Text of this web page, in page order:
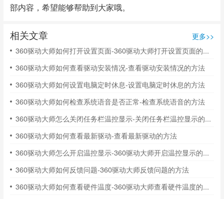
部内容，希望能够帮助到大家哦。
相关文章 更多>>
360驱动大师如何打开设置页面-360驱动大师打开设置页面的方法
360驱动大师如何查看驱动安装情况-查看驱动安装情况的方法
360驱动大师如何设置电脑定时休息-设置电脑定时休息的方法
360驱动大师如何检查系统语音是否正常-检查系统语音的方法
360驱动大师怎么关闭任务栏温控显示-关闭任务栏温控显示的方法
360驱动大师如何查看最新驱动-查看最新驱动的方法
360驱动大师怎么开启温控显示-360驱动大师开启温控显示的方法
360驱动大师如何反馈问题-360驱动大师反馈问题的方法
360驱动大师如何查看硬件温度-360驱动大师查看硬件温度的方法